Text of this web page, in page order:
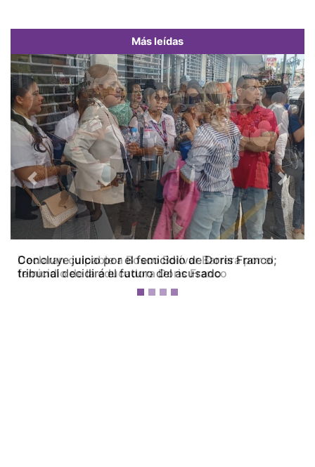
Más leídas
Declaran culpable a Bosco Bolívar Barrera por el
femicidio de la educadora Doris Franco
Previous Next